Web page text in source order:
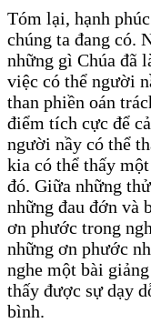
Tóm lại, hạnh
chúng ta đang có.
những gì Chúa đã
việc có thể người
than phiền oán
điểm tích cực để
người nầy có thể
kia có thể thấy
đó. Giữa những
những đau đớn và
ơn phước trong
những ơn phước
nghe một bài
thấy được sự dạy
bình.